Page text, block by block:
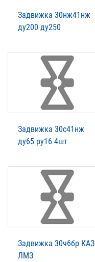
Задвижка 30нж41нж
ду200 ду250
Задвижка 30с41нж
ду65 ру16 4шт
Задвижка 30ч6бр КАЗ
ЛМЗ